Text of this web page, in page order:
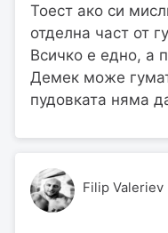
Тоест ако си
отделна част от
Всичко е едно, а
Демек може
пудовката няма
Filip Valeriev